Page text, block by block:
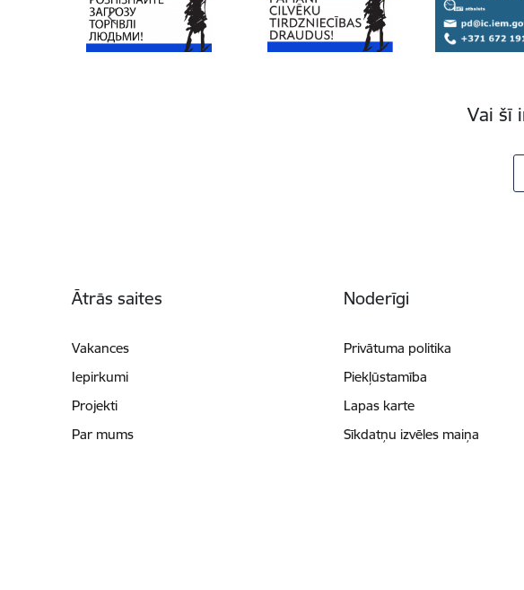
Vai šī
Ātrās saites
Vakances
Iepirkumi
Projekti
Par mums
Noderīgi
Privātuma politika
Piekļūstamība
Lapas karte
Sīkdatņu izvēles maiņa